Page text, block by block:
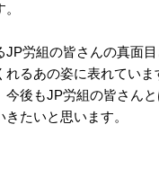
JP労組の皆さんの真面
るあの姿に表れていま
今後もJP労組の皆さん
たいと思います。